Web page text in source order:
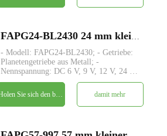
- Modell: FAPG24-BL2430; - Getriebe:
Planetengetriebe aus Metall; -
Nennspannung: DC 6 V, 9 V, 12 V, 24 V,
36 V; - Nenndrehmoment: max. 15 kgf-
cm; - Größe: Φ24* L TBD; - Welle:
konzentrische Antriebswelle, Φ6 mm D-
Schnitt 0,5 mm, kundenspezifisch; -
damit mehr